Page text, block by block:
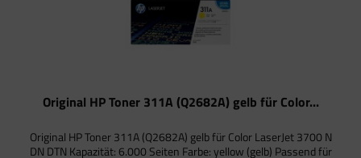
Original HP Toner 311A (Q2682A) gelb für Color...
Original HP Toner 311A (Q2682A) gelb für Color LaserJet 3700 N
DN DTN Kapazität: 6.000 Seiten Farbe: yellow (gelb) Passend für